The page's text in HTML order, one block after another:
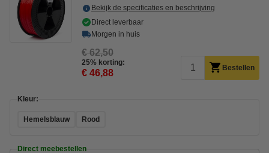
Bekijk de specificaties en beschrijving
Direct leverbaar
Morgen in huis
€ 62,50
25% korting:
€ 46,88 Bestellen
Kleur:
Hemelsblauw Rood
Direct meebestellen